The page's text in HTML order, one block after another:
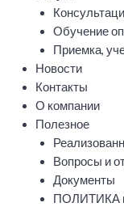
Обучение
Приемка,
Новости
Контакты
О компании
Полезное
Вопросы и
Документы
ПОЛИТИКА в